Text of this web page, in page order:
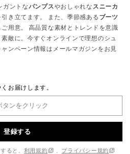
ガントなパンプスやおしゃれな スニーカ
き立てます。 また、季節感ある ブーツ
ご用意。 高品質な素材とトレンドを意識
敵に。今すぐオンラインで理想のシュ
ンペーン情報はメールマガジンをお見
お届けします。
登録する
ると、 利用規約
プライバシー規約